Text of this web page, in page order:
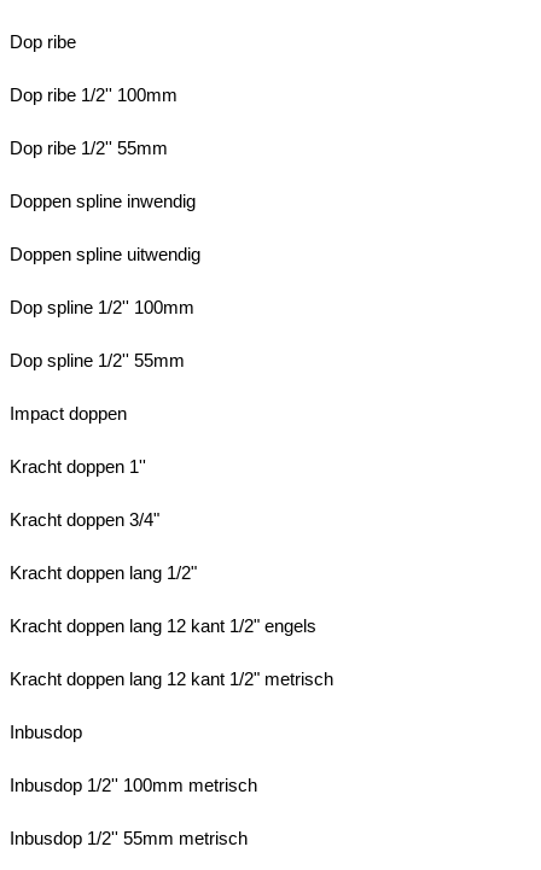
Dop ribe
Dop ribe 1/2'' 100mm
Dop ribe 1/2'' 55mm
Doppen spline inwendig
Doppen spline uitwendig
Dop spline 1/2'' 100mm
Dop spline 1/2'' 55mm
Impact doppen
Kracht doppen 1''
Kracht doppen 3/4"
Kracht doppen lang 1/2"
Kracht doppen lang 12 kant 1/2" engels
Kracht doppen lang 12 kant 1/2" metrisch
Inbusdop
Inbusdop 1/2'' 100mm metrisch
Inbusdop 1/2'' 55mm metrisch